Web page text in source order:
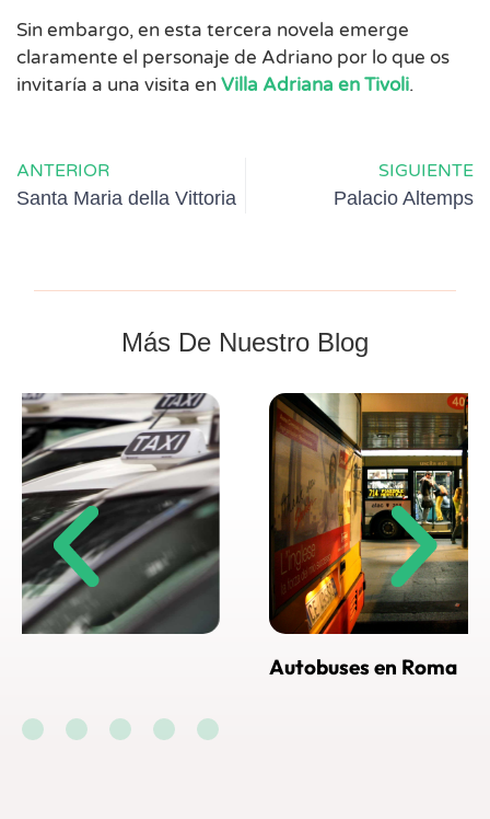
Sin embargo, en esta tercera novela emerge
claramente el personaje de Adriano por lo que os
invitaría a una visita en Villa Adriana en Tivoli.
ANTERIOR
Santa Maria della Vittoria
SIGUIENTE
Palacio Altemps
Más De Nuestro Blog